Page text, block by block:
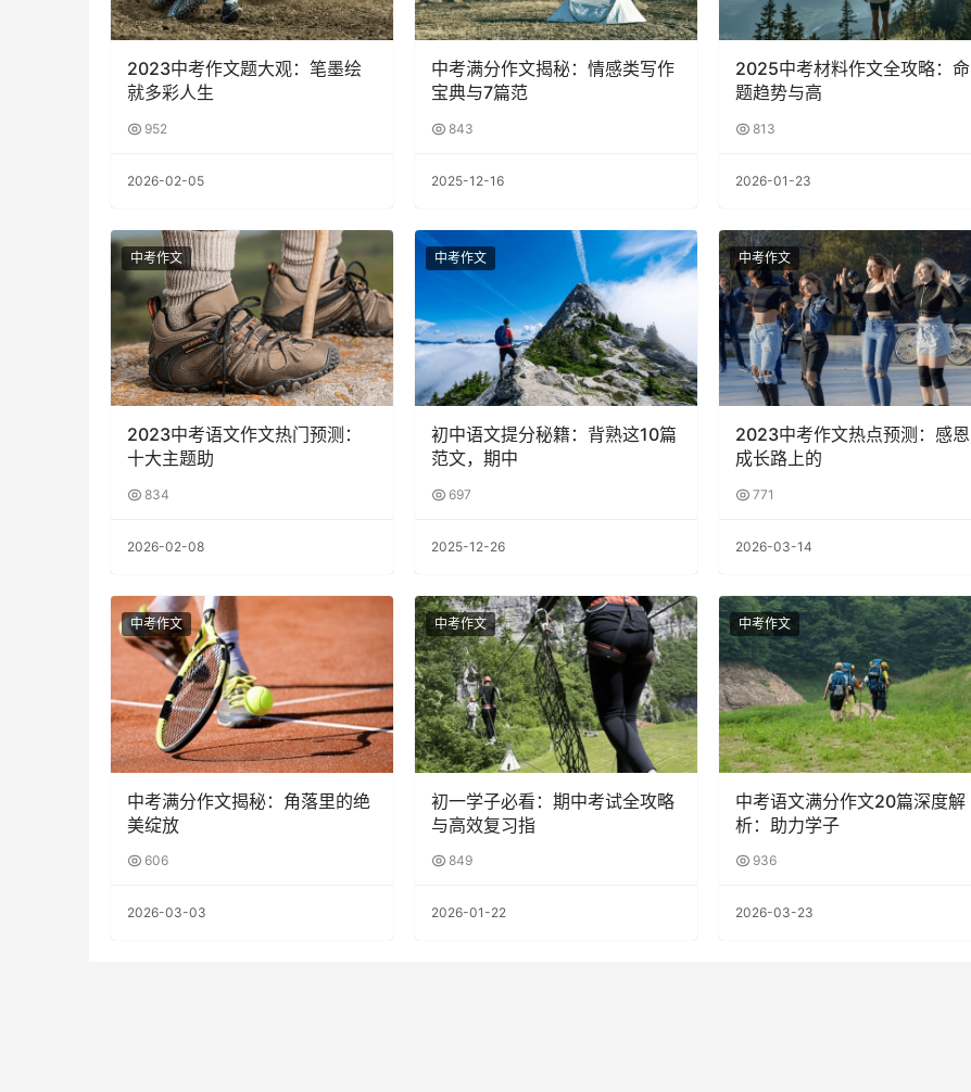
2023中考作文题大观：笔墨绘
就多彩人生
952
2026-02-05
中考满分作文揭秘：情感类写作
宝典与7篇范
843
2025-12-16
2025中考材料作文全攻略：命
题趋势与高
813
2026-01-23
中考作文
2023中考语文作文热门预测：
十大主题助
834
2026-02-08
中考作文
初中语文提分秘籍：背熟这10篇
范文，期中
697
2025-12-26
中考作文
2023中考作文热点预测：感恩
成长路上的
771
2026-03-14
中考作文
中考满分作文揭秘：角落里的绝
美绽放
606
2026-03-03
中考作文
初一学子必看：期中考试全攻略
与高效复习指
849
2026-01-22
中考作文
中考语文满分作文20篇深度解
析：助力学子
936
2026-03-23